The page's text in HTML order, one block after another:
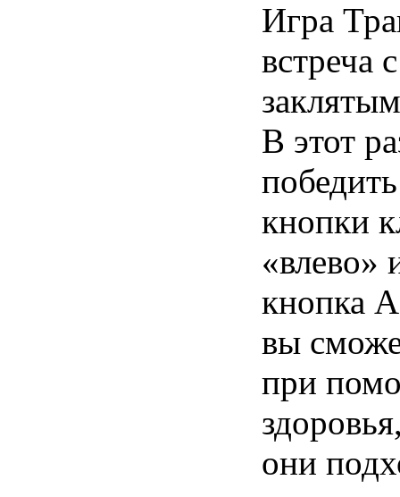
Игра
встреча
В этот
кнопки
«влево»
кнопка
вы
при
они